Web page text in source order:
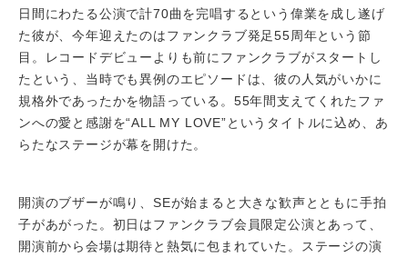
日間にわたる公演で計70曲を完唱するという偉業を成し遂げ
た彼が、今年迎えたのはファンクラブ発足55周年という節
目。レコードデビューよりも前にファンクラブがスタートし
たという、当時でも異例のエピソードは、彼の人気がいかに
規格外であったかを物語っている。55年間支えてくれたファ
ンへの愛と感謝を“ALL MY LOVE”というタイトルに込め、あ
らたなステージが幕を開けた。
開演のブザーが鳴り、SEが始まると大きな歓声とともに手拍
子があがった。初日はファンクラブ会員限定公演とあって、
開演前から会場は期待と熱気に包まれていた。ステージの演